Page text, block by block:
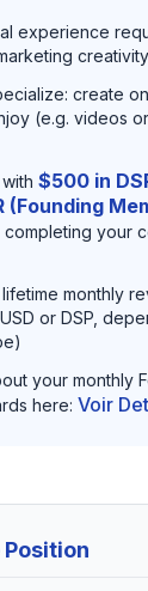
experience
creativity
create
(e.g. videos
$500 in
(Founding
completing your
monthly
or DSP,
your monthly
here: Voir